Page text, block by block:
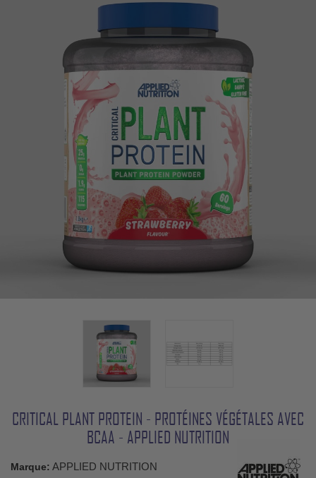
CRITICAL PLANT PROTEIN - PROTÉINES VÉGÉTALES AVEC
BCAA - APPLIED NUTRITION
Marque: APPLIED NUTRITION